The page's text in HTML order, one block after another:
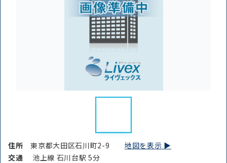
住所東京都大田区石川町2-9 地図を表示 ▶︎
交通
池上線 石川台駅 5分